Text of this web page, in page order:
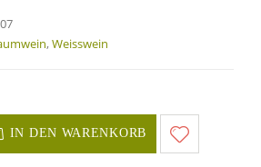
,Weisswein
IN DEN WARENKORB